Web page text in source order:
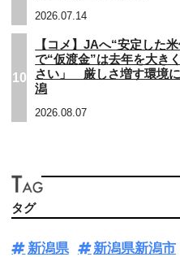
2026.07.14
10
【コメ】JAへ“安定した
で“仮渡金”は去年を大き
さい」 厳しさ増す環境
潟
2026.08.07
タグ
新潟県 新潟県新潟市